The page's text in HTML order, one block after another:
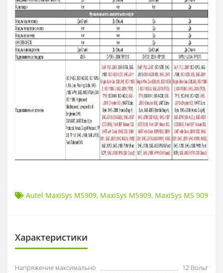
Autel MaxiSys MS909, MaxiSys MS909, MaxiSys MS 909
Характеристики
Напряжение максимально
12 Вольт